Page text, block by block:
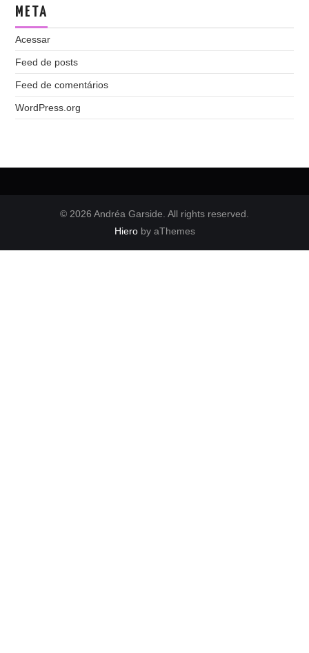
META
Acessar
Feed de posts
Feed de comentários
WordPress.org
© 2026 Andréa Garside. All rights reserved.
Hieroby aThemes